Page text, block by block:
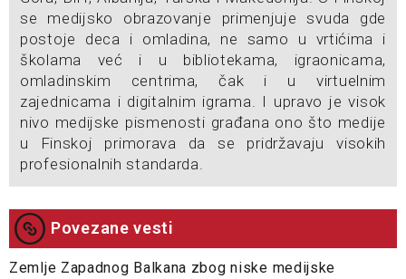
se medijsko obrazovanje primenjuje svuda gde
postoje deca i omladina, ne samo u vrtićima i
školama već i u bibliotekama, igraonicama,
omladinskim centrima, čak i u virtuelnim
zajednicama i digitalnim igrama. I upravo je visok
nivo medijske pismenosti građana ono što medije
u Finskoj primorava da se pridržavaju visokih
profesionalnih standarda.
Povezane vesti
Zemlje Zapadnog Balkana zbog niske medijske